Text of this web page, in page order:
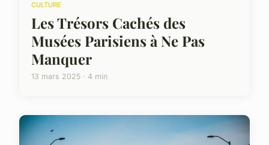
CULTURE
Les Trésors Cachés des
Musées Parisiens à Ne Pas
Manquer
13 mars 2025 · 4 min